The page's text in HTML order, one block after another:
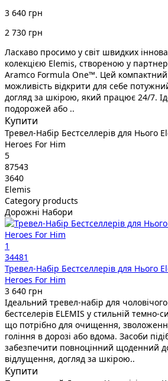
3 640 грн
2 730 грн
Ласкаво просимо у світ швидких
колекцією Elemis, створеною у
Aramco Formula One™. Цей компактний
можливість відкрити для себе
догляд за шкірою, який працює 24/7.
подорожей або ..
Купити
Тревел-Набір Бестселлерів для Нього
Heroes For Him
5
87543
3640
Elemis
Category products
Дорожні Набори
1
34481
Тревел-Набір Бестселлерів для Нього
Heroes For Him
3 640 грн
Ідеальний тревел-набір для
бестселерів ELEMIS у стильній темно-
що потрібно для очищення,
гоління в дорозі або вдома. Засоби
забезпечити повноцінний щоденний
відлущення, догляд за шкірою..
Купити